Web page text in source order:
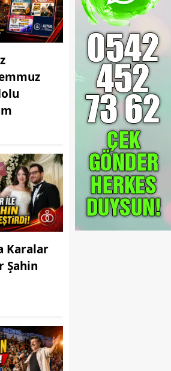
Karalar
Şahin